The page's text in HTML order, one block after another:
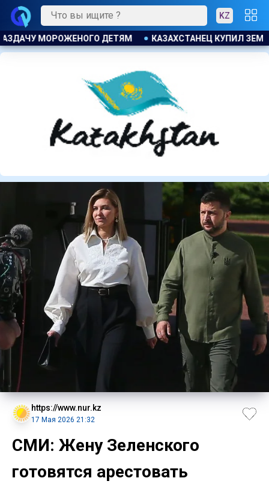
KZ
ЗЕМЕЛЬНЫЙ УЧАСТОК И ОБНАРУЖИЛ НА НЕМ БОЛЬШОЙ
https://www.nur.kz
17 Мая 2026 21:32
СМИ: Жену Зеленского
готовятся арестовать